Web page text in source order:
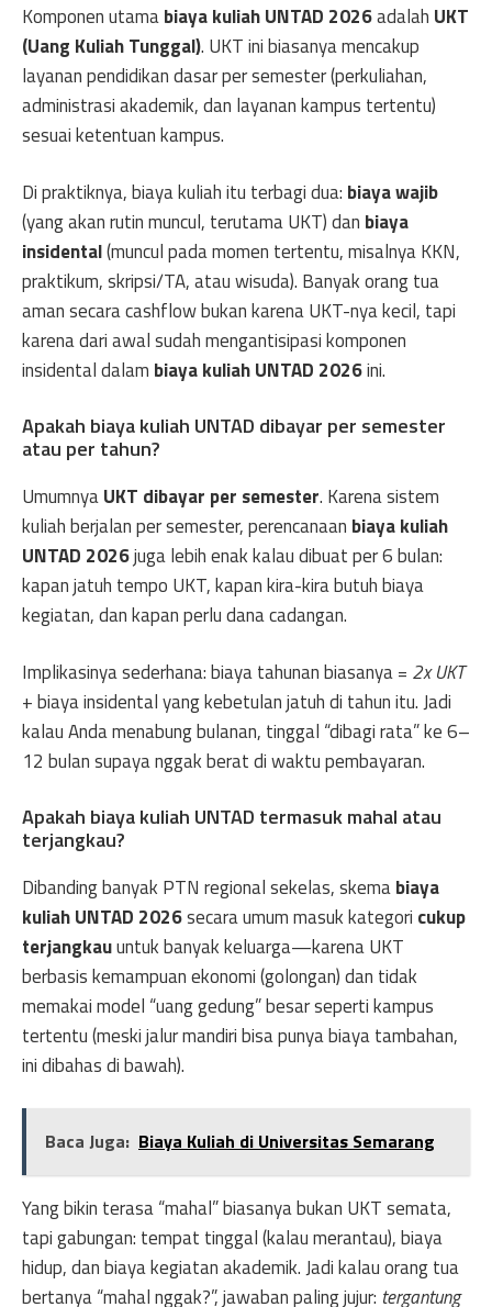
Komponen utamabiaya kuliah UNTAD 2026adalah UKT
(Uang Kuliah Tunggal). UKT ini biasanya mencakup
layanan pendidikan dasar per semester (perkuliahan,
administrasi akademik, dan layanan kampus tertentu)
sesuai ketentuan kampus.
Di praktiknya, biaya kuliah itu terbagi dua: biaya wajib
(yang akan rutin muncul, terutama UKT) dan biaya
insidental(muncul pada momen tertentu, misalnya KKN,
praktikum, skripsi/TA, atau wisuda). Banyak orang tua
aman secara cashflow bukan karena UKT-nya kecil, tapi
karena dari awal sudah mengantisipasi komponen
insidental dalam biaya kuliah UNTAD 2026ini.
Apakah biaya kuliah UNTAD dibayar per semester
atau per tahun?
UmumnyaUKT dibayar per semester. Karena sistem
kuliah berjalan per semester, perencanaan biaya kuliah
UNTAD 2026juga lebih enak kalau dibuat per 6 bulan:
kapan jatuh tempo UKT, kapan kira-kira butuh biaya
kegiatan, dan kapan perlu dana cadangan.
Implikasinya sederhana: biaya tahunan biasanya = 2x UKT
+ biaya insidental yang kebetulan jatuh di tahun itu. Jadi
kalau Anda menabung bulanan, tinggal “dibagi rata” ke 6–
12 bulan supaya nggak berat di waktu pembayaran.
Apakah biaya kuliah UNTAD termasuk mahal atau
terjangkau?
Dibanding banyak PTN regional sekelas, skemabiaya
kuliah UNTAD 2026secara umum masuk kategori cukup
terjangkauuntuk banyak keluarga—karena UKT
berbasis kemampuan ekonomi (golongan) dan tidak
memakai model “uang gedung” besar seperti kampus
tertentu (meski jalur mandiri bisa punya biaya tambahan,
ini dibahas di bawah).
Baca Juga: Biaya Kuliah di Universitas Semarang
Yang bikin terasa “mahal” biasanya bukan UKT semata,
tapi gabungan: tempat tinggal (kalau merantau), biaya
hidup, dan biaya kegiatan akademik. Jadi kalau orang tua
bertanya “mahal nggak?”, jawaban paling jujur: tergantung